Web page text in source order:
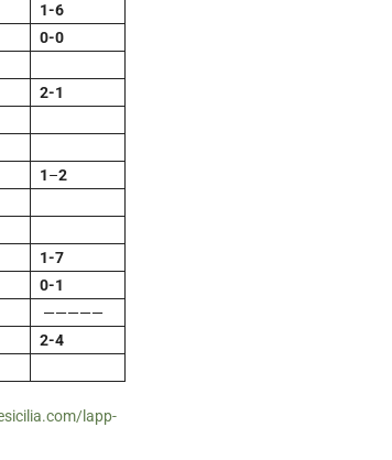
1-6
0-0
2-1
1–2
1-7
0-1
—————
2-4
lapp-